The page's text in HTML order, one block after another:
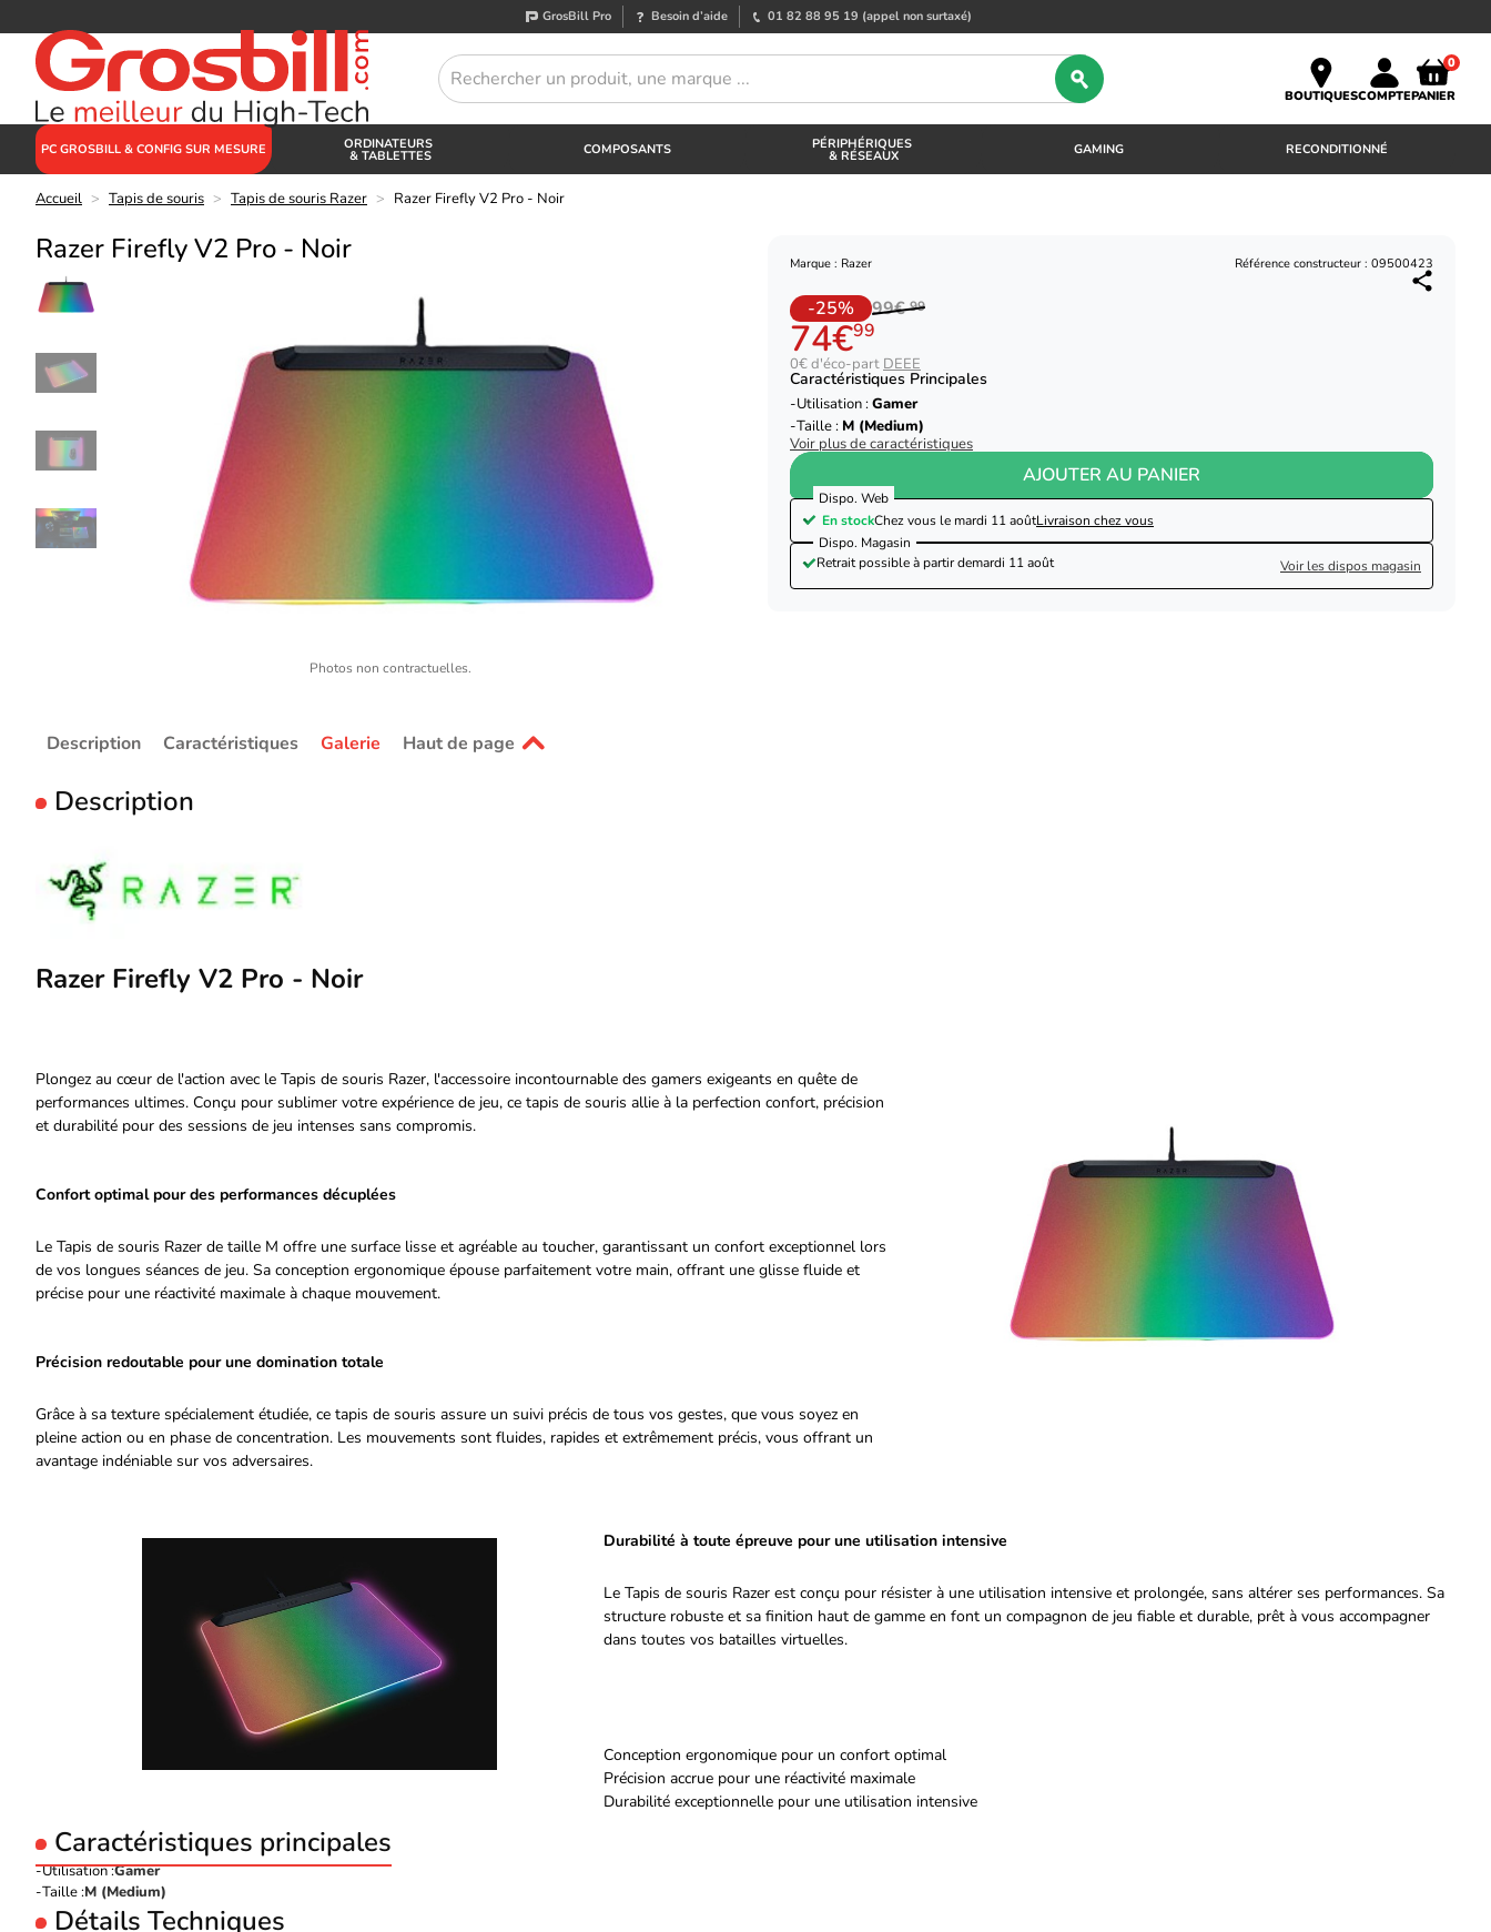
GrosBill Pro Besoin d’aide 01 82 88 95 19 (appel non surtaxé)
BOUTIQUESCOMPTE
0
PANIER
PC GROSBILL & CONFIG SUR MESURE ORDINATEURS
& TABLETTES COMPOSANTS PÉRIPHÉRIQUES
& RÉSEAUX GAMING RECONDITIONNÉ
Accueil > Tapis de souris > Tapis de souris Razer > Razer Firefly V2 Pro - Noir
Razer Firefly V2 Pro - Noir
Photos non contractuelles.
Marque : Razer Référence constructeur : 09500423
-25% 99€ 99
74€99
0€ d'éco-part DEEE
Caractéristiques Principales
Utilisation :Gamer
Taille : M (Medium)
Voir plus de caractéristiques
AJOUTER AU PANIER
Dispo. Web
En stockChez vous le mardi 11 aoûtLivraison chez vous
Dispo. Magasin
Retrait possible à partir demardi 11 août Voir les dispos magasin
Description Caractéristiques Galerie Haut de page
Description
Razer Firefly V2 Pro - Noir
Plongez au cœur de l'action avec le Tapis de souris Razer, l'accessoire incontournable des gamers exigeants en quête de
performances ultimes. Conçu pour sublimer votre expérience de jeu, ce tapis de souris allie à la perfection confort, précision
et durabilité pour des sessions de jeu intenses sans compromis.
Confort optimal pour des performances décuplées
Le Tapis de souris Razer de taille M offre une surface lisse et agréable au toucher, garantissant un confort exceptionnel lors
de vos longues séances de jeu. Sa conception ergonomique épouse parfaitement votre main, offrant une glisse fluide et
précise pour une réactivité maximale à chaque mouvement.
Précision redoutable pour une domination totale
Grâce à sa texture spécialement étudiée, ce tapis de souris assure un suivi précis de tous vos gestes, que vous soyez en
pleine action ou en phase de concentration. Les mouvements sont fluides, rapides et extrêmement précis, vous offrant un
avantage indéniable sur vos adversaires.
Durabilité à toute épreuve pour une utilisation intensive
Le Tapis de souris Razer est conçu pour résister à une utilisation intensive et prolongée, sans altérer ses performances. Sa
structure robuste et sa finition haut de gamme en font un compagnon de jeu fiable et durable, prêt à vous accompagner
dans toutes vos batailles virtuelles.
Conception ergonomique pour un confort optimal
Précision accrue pour une réactivité maximale
Durabilité exceptionnelle pour une utilisation intensive
Caractéristiques principales
Utilisation :Gamer
Taille :M (Medium)
Détails Techniques